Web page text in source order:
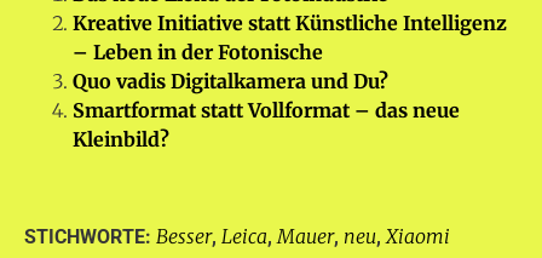
Kreative Initiative statt Künstliche Intelligenz
– Leben in der Fotonische
Quo vadis Digitalkamera und Du?
Smartformat statt Vollformat – das neue
Kleinbild?
STICHWORTE: Besser, Leica, Mauer, neu, Xiaomi